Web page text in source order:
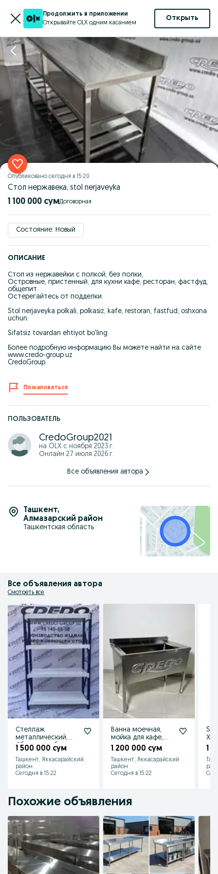
Продолжить в приложении
Открывайте OLX одним касанием
Открыть
Опубликовано сегодня в 15:20
Стол нержавека, stol nerjaveyka
1 100 000 сум Договорная
Состояние: Новый
ОПИСАНИЕ
Стол из нержавейки с полкой, без полки,
Островные, пристенный, для кухни кафе, ресторан, фастфуд,
общепит.
Остерегайтесь от подделки.
Stol nerjaveyka polkali, polkasiz, kafe, restoran, fastfud, oshxona
uchun.
Sifatsiz tovardan ehtiyot bo’ling
Более подробную информацию Вы можете найти на сайте
www.credo-group.uz
CredoGroup.
Пожаловаться
ПОЛЬЗОВАТЕЛЬ
CredoGroup2021
на OLX с ноября 2023 г.
Онлайн 27 июля 2026 г.
Все объявления автора
Ташкент,
Алмазарский район
Ташкентская область
Все объявления автора
Смотреть все
Стеллаж
металлический,
Сборно разборные
стеллажи. Stellaj
1 500 000 сум
Ташкент, Яккасарайский
район
Сегодня в 15:22
Ванна моечная,
мойка для кафе,
ресторан,
фастфуд. Moyka,
vanna
1 200 000 сум
Ташкент, Яккасарайский
район
Сегодня в 15:22
1
Похожие объявления